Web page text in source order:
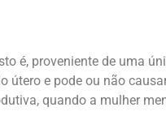
é, proveniente de uma
útero e pode ou não
quando a mulher